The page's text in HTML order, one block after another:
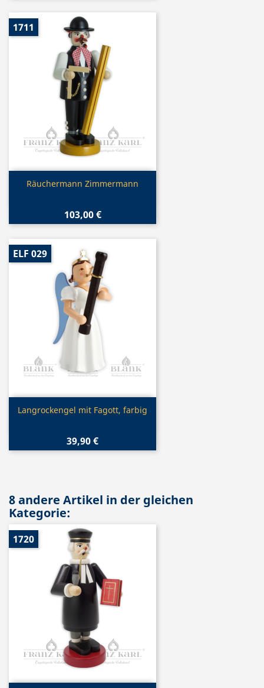
Vorschau
Räuchermann Zimmermann
103,00 €
1711
Vorschau
Langrockengel mit Fagott, farbig
39,90 €
ELF 029
8 andere Artikel in der gleichen
Kategorie:
1720